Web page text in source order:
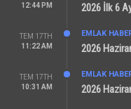
12:44 PM
2026 İlk 6
TEM 17TH
11:22 AM
EMLAK
2026
TEM 17TH
10:31 AM
EMLAK
2026